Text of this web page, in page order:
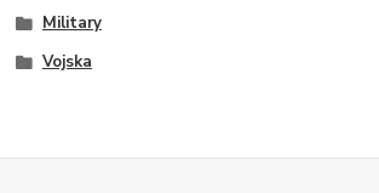
Military
Vojska